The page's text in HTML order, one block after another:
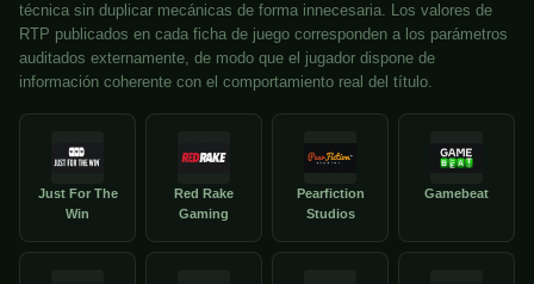
técnica sin duplicar mecánicas de forma innecesaria. Los valores de
RTP publicados en cada ficha de juego corresponden a los parámetros
auditados externamente, de modo que el jugador dispone de
información coherente con el comportamiento real del título.
Just For The
Win
Red Rake
Gaming
Pearfiction
Studios
Gamebeat